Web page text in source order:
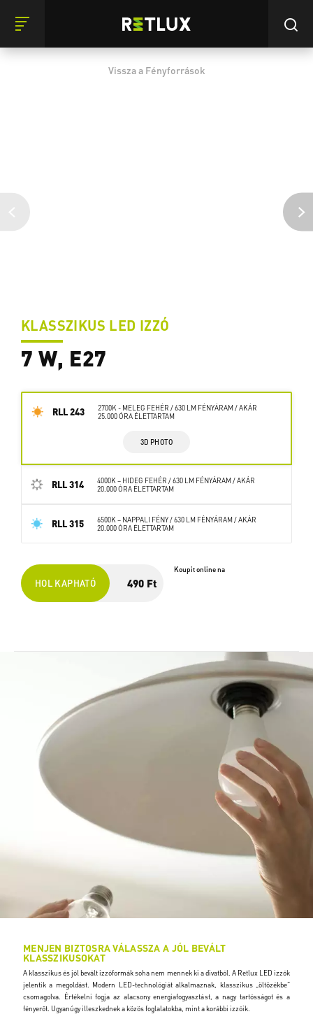
Vissza a Fényforrások
KLASSZIKUS LED IZZÓ
7 W, E27
RLL 243
2700K - MELEG FEHÉR / 630 LM FÉNYÁRAM / AKÁR
25.000 ÓRA ÉLETTARTAM
3D PHOTO
RLL 314
4000K – HIDEG FEHÉR / 630 LM FÉNYÁRAM / AKÁR
20.000 ÓRA ÉLETTARTAM
RLL 315
6500K – NAPPALI FÉNY / 630 LM FÉNYÁRAM / AKÁR
20.000 ÓRA ÉLETTARTAM
HOL KAPHATÓ 490 Ft
Koupit online na
MENJEN BIZTOSRA VÁLASSZA A JÓL BEVÁLT
KLASSZIKUSOKAT
A klasszikus és jól bevált izzóformák soha nem mennek ki a divatból. A Retlux LED izzók
jelentik a megoldást. Modern LED-technológiát alkalmaznak, klasszikus „öltözékbe”
csomagolva. Értékelni fogja az alacsony energiafogyasztást, a nagy tartósságot és a
fényerőt. Ugyanúgy illeszkednek a közös foglalatokba, mint a korábbi izzóik.